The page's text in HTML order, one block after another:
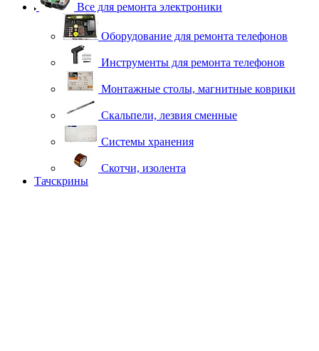
Все для ремонта электроники
Оборудование для ремонта телефонов
Инструменты для ремонта телефонов
Монтажные столы, магнитные коврики
Скальпели, лезвия сменные
Системы хранения
Скотчи, изолента
Тачскрины